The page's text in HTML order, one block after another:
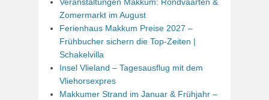
Zomermarkt im August
Ferienhaus Makkum Preise 2027 –
Frühbucher sichern die Top-Zeiten |
Schakelvilla
Insel Vlieland – Tagesausflug mit dem
Vliehorsexpres
Makkumer Strand im Januar & Frühjahr –